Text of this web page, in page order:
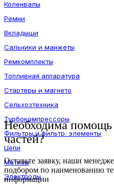
Коленвалы
Ремни
Вкладыши
Сальники и манжеты
Ремкомплекты
Топливная аппаратура
Стартеры и магнето
Сельхозтехника
Турбокомпрессоры
Фильтры и фильтр. элементы
Цепи
Метизы
Электроды
Необходима помощь
частей?
Оставьте заявку, наши
подбором по наименованию
информации